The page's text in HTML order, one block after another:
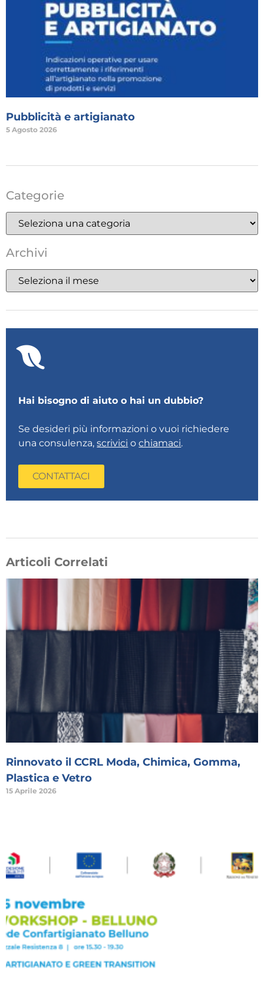
Pubblicità e artigianato
5 Agosto 2026
Categorie
Archivi
Hai bisogno di aiuto o hai un dubbio?
Se desideri più informazioni o vuoi richiedere
una consulenza,scrivici ochiamaci.
CONTATTACI
Articoli Correlati
Rinnovato il CCRL Moda, Chimica, Gomma,
Plastica e Vetro
15 Aprile 2026